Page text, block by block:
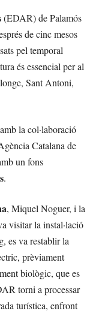
(EDAR) de Palamós
de cinc mesos
pel temporal
és essencial per al
Sant Antoni,
la col·laboració
Catalana de
un fons
.
, Miquel Noguer, i la
visitar la instal·lació
es va restablir la
prèviament
biològic, que es
torni a processar
turística, enfront